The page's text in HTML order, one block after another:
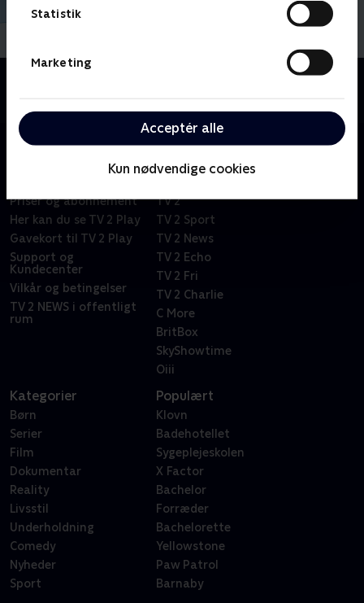
Statistik
Marketing
Acceptér alle
Kun nødvendige cookies
Priser og abonnement
Her kan du se TV 2 Play
Gavekort til TV 2 Play
Support og
Kundecenter
Vilkår og betingelser
TV 2 NEWS i offentligt
rum
TV 2
TV 2 Sport
TV 2 News
TV 2 Echo
TV 2 Fri
TV 2 Charlie
C More
BritBox
SkyShowtime
Oiii
Kategorier
Børn
Serier
Film
Dokumentar
Reality
Livsstil
Underholdning
Comedy
Nyheder
Sport
Populært
Klovn
Badehotellet
Sygeplejeskolen
X Factor
Bachelor
Forræder
Bachelorette
Yellowstone
Paw Patrol
Barnaby